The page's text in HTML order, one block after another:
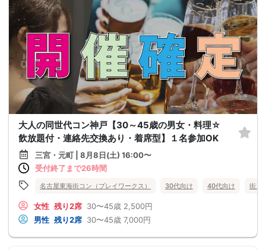
大人の同世代コン神戸【30～45歳の男女・料理☆
飲放題付・連絡先交換あり・着席型】１名参加OK
三宮・元町 | 8月8日(土) 16:00〜
受付終了まで26時間
名古屋東海街コン（プレイワークス） 30代向け 40代向け 街コ
女性 残り2席 30〜45歳 2,500円
男性 残り2席 30〜45歳 7,000円